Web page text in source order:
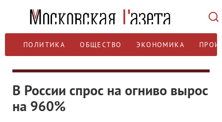
ПОЛИТИКА ОБЩЕСТВО ЭКОНОМИКА
В России спрос на огниво вырос
на 960%